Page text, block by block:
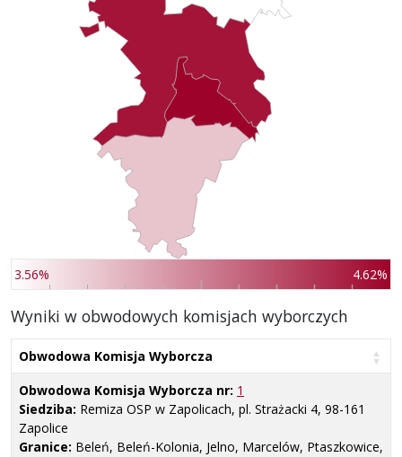
3.56% 4.62%
Wyniki w obwodowych komisjach wyborczych
Obwodowa Komisja Wyborcza
Obwodowa Komisja Wyborcza nr: 1
Siedziba: Remiza OSP w Zapolicach, pl. Strażacki 4, 98-161
Zapolice
Granice: Beleń, Beleń-Kolonia, Jelno, Marcelów, Ptaszkowice,